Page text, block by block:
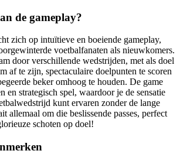
de gameplay?
zich op intuïtieve en boeiende gameplay,
voetbalfanaten als nieuwkomers.
door verschillende wedstrijden, met als doel
af te zijn, spectaculaire doelpunten te scoren
beker omhoog te houden. De game
en strategisch spel, waardoor je de sensatie
kunt ervaren zonder de lange
allemaal om die beslissende passes, perfect
schoten op doel!